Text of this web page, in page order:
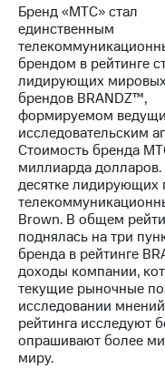
Бренд «МТС» стал
единственным
брендом в рейтинге
лидирующих
брендов BRANDZ™,
формируемом
исследовательским
Стоимость бренда
миллиарда
десятке лидирующих
Brown. В общем
поднялась на три
бренда в рейтинге
доходы компании,
текущие рыночные
исследовании
рейтинга исследуют
опрашивают более
миру.